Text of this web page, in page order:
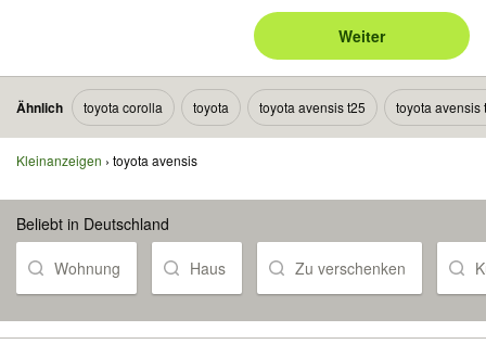
Weiter
Ähnlich toyota corolla toyota toyota avensis t25 toyota avensis
Kleinanzeigen toyota avensis
Beliebt in Deutschland
Wohnung Haus Zu verschenken